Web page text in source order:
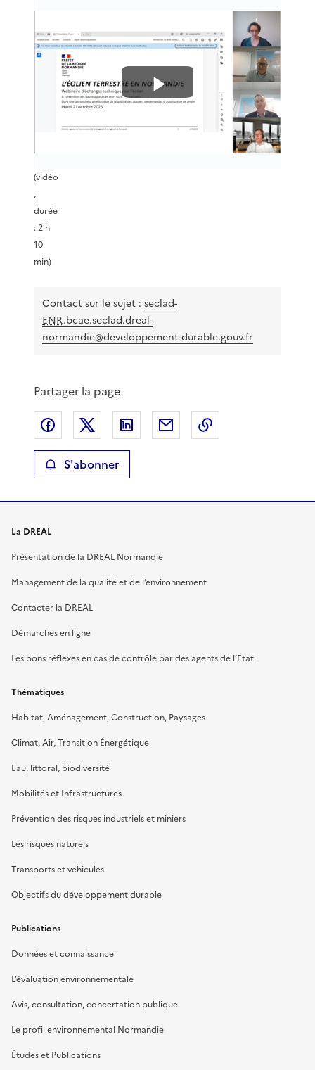
L
i
v
i
é
o
(vidéo
,
durée
: 2 h
10
min)
Contact sur le sujet : seclad-
ENR.bcae.seclad.dreal-
normandie@developpement-durable.gouv.fr
Partager la page
Partager sur Facebook
Partager sur XPartager sur LinkedIn
Partager par email
S'abonner
La DREAL
Présentation de la DREAL Normandie
Management de la qualité et de l’environnement
Contacter la DREAL
Démarches en ligne
Les bons réflexes en cas de contrôle par des agents de l’État
Thématiques
Habitat, Aménagement, Construction, Paysages
Climat, Air, Transition Énergétique
Eau, littoral, biodiversité
Mobilités et Infrastructures
Prévention des risques industriels et miniers
Les risques naturels
Transports et véhicules
Objectifs du développement durable
Publications
Données et connaissance
L’évaluation environnementale
Avis, consultation, concertation publique
Le profil environnemental Normandie
Études et Publications